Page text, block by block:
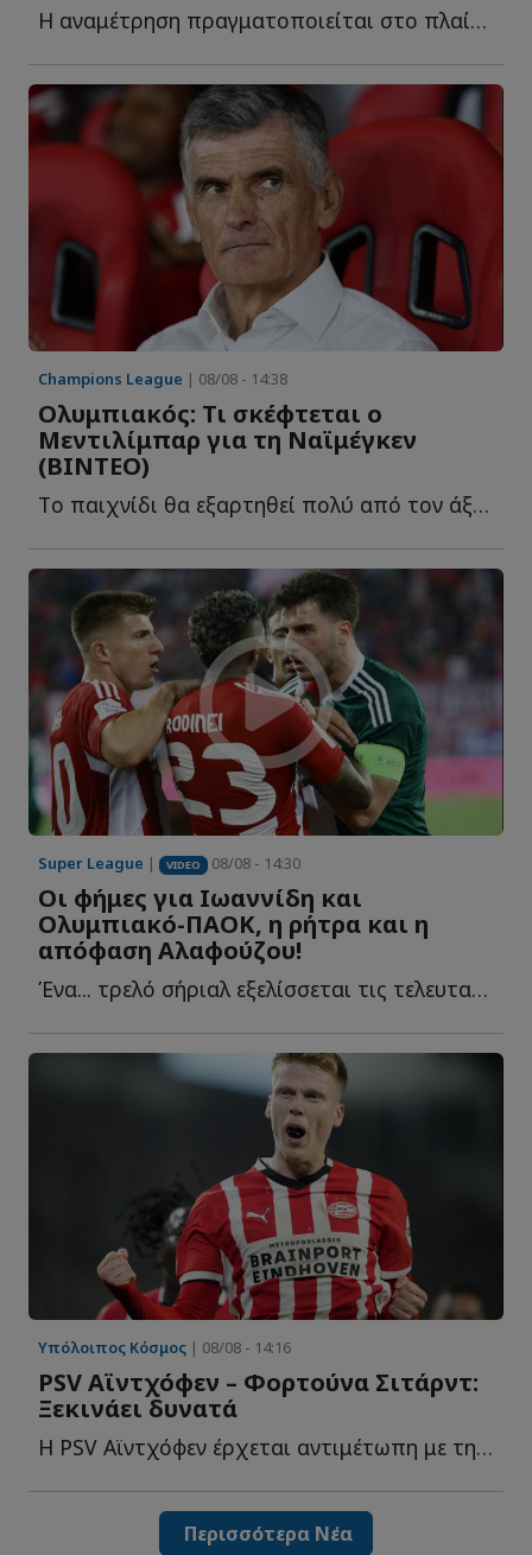
Η αναμέτρηση πραγματοποιείται στο πλαίσιο του EFL Cup κ...
Champions League | 08/08 - 14:38
Ολυμπιακός: Τι σκέφτεται ο
Μεντιλίμπαρ για τη Ναϊμέγκεν
(ΒΙΝΤΕΟ)
Tο παιχνίδι θα εξαρτηθεί πολύ από τον άξονα του Ολυμπιακού κ...
Super League | VIDEO 08/08 - 14:30
Οι φήμες για Ιωαννίδη και
Ολυμπιακό-ΠΑΟΚ, η ρήτρα και η
απόφαση Αλαφούζου!
Ένα... τρελό σήριαλ εξελίσσεται τις τελευταίες ημέρες μ...
Υπόλοιπος Κόσμος | 08/08 - 14:16
PSV Αϊντχόφεν – Φορτούνα Σιτάρντ:
Ξεκινάει δυνατά
Η PSV Αϊντχόφεν έρχεται αντιμέτωπη με τη Φορτούνα Σιτάρντ σ...
Περισσότερα Νέα